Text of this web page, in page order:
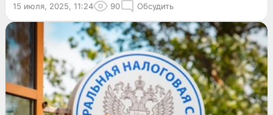
15 июля, 2025, 11:24 90 Обсудить